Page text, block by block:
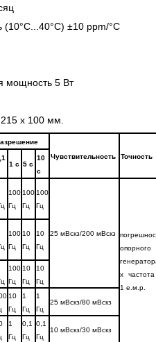
(10°С...40°С) ±10 ppm/°С
мощность 5 Вт
х 100 мм.
Чувствительность
Точность
1 с 5 с
10
с
100
Гц
100
Гц
100
Гц
25 мВскз/200 мВскз
опорного
х
1 е.м.р.
100
Гц
10
Гц
10
Гц
100
Гц
10
Гц
10
Гц
10
Гц
1
Гц
1
Гц
25 мВскз/80 мВскз
1
Гц
0,1
Гц
0,1
Гц
10 мВскз/30 мВскз